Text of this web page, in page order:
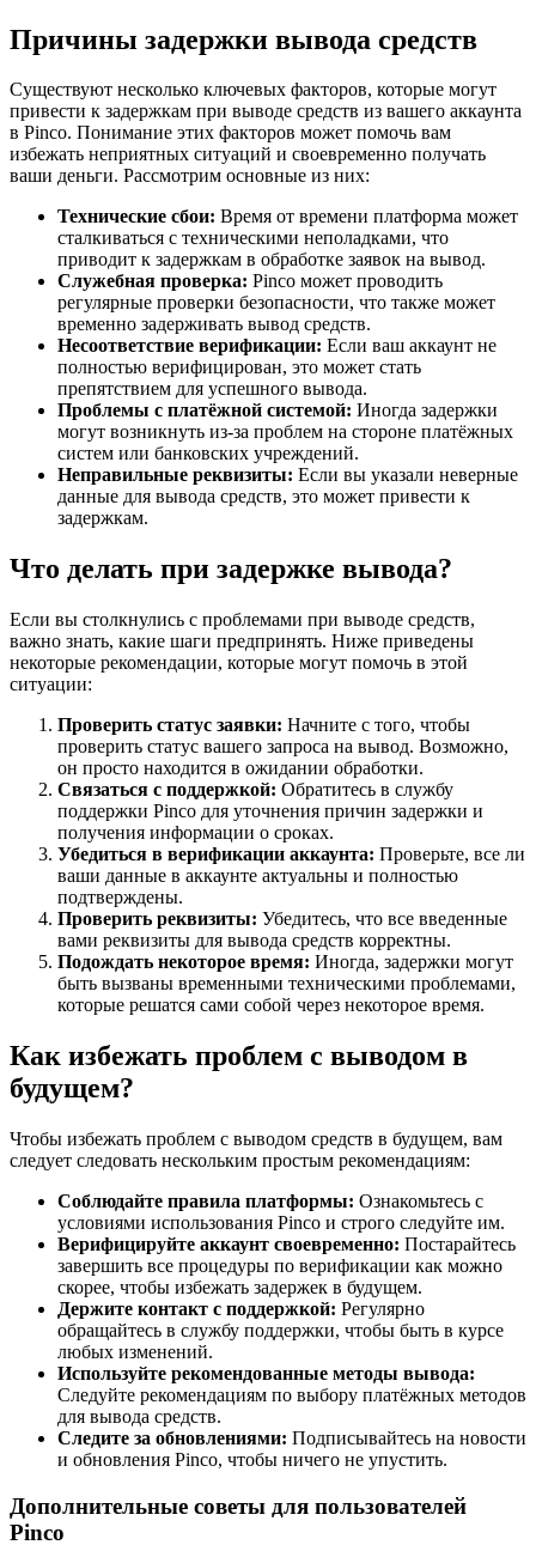
Причины задержки вывода средств
Существуют несколько ключевых факторов, которые могут
привести к задержкам при выводе средств из вашего аккаунта
в Pinco. Понимание этих факторов может помочь вам
избежать неприятных ситуаций и своевременно получать
ваши деньги. Рассмотрим основные из них:
Технические сбои: Время от времени платформа может
сталкиваться с техническими неполадками, что
приводит к задержкам в обработке заявок на вывод.
Служебная проверка: Pinco может проводить
регулярные проверки безопасности, что также может
временно задерживать вывод средств.
Несоответствие верификации: Если ваш аккаунт не
полностью верифицирован, это может стать
препятствием для успешного вывода.
Проблемы с платёжной системой: Иногда задержки
могут возникнуть из-за проблем на стороне платёжных
систем или банковских учреждений.
Неправильные реквизиты: Если вы указали неверные
данные для вывода средств, это может привести к
задержкам.
Что делать при задержке вывода?
Если вы столкнулись с проблемами при выводе средств,
важно знать, какие шаги предпринять. Ниже приведены
некоторые рекомендации, которые могут помочь в этой
ситуации:
Проверить статус заявки: Начните с того, чтобы
проверить статус вашего запроса на вывод. Возможно,
он просто находится в ожидании обработки.
Связаться с поддержкой: Обратитесь в службу
поддержки Pinco для уточнения причин задержки и
получения информации о сроках.
Убедиться в верификации аккаунта: Проверьте, все ли
ваши данные в аккаунте актуальны и полностью
подтверждены.
Проверить реквизиты: Убедитесь, что все введенные
вами реквизиты для вывода средств корректны.
Подождать некоторое время: Иногда, задержки могут
быть вызваны временными техническими проблемами,
которые решатся сами собой через некоторое время.
Как избежать проблем с выводом в
будущем?
Чтобы избежать проблем с выводом средств в будущем, вам
следует следовать нескольким простым рекомендациям:
Соблюдайте правила платформы: Ознакомьтесь с
условиями использования Pinco и строго следуйте им.
Верифицируйте аккаунт своевременно: Постарайтесь
завершить все процедуры по верификации как можно
скорее, чтобы избежать задержек в будущем.
Держите контакт с поддержкой: Регулярно
обращайтесь в службу поддержки, чтобы быть в курсе
любых изменений.
Используйте рекомендованные методы вывода:
Следуйте рекомендациям по выбору платёжных методов
для вывода средств.
Следите за обновлениями: Подписывайтесь на новости
и обновления Pinco, чтобы ничего не упустить.
Дополнительные советы для пользователей
Pinco